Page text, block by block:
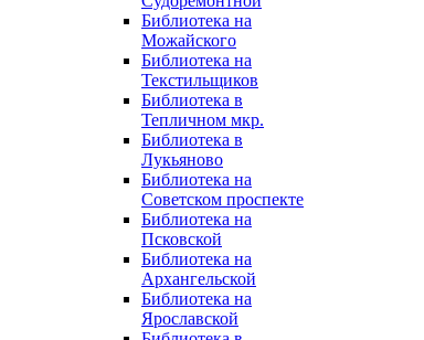
Библиотека на
Можайского
Библиотека на
Текстильщиков
Библиотека в
Тепличном мкр.
Библиотека в
Лукьяново
Библиотека на
Советском проспекте
Библиотека на
Псковской
Библиотека на
Архангельской
Библиотека на
Ярославской